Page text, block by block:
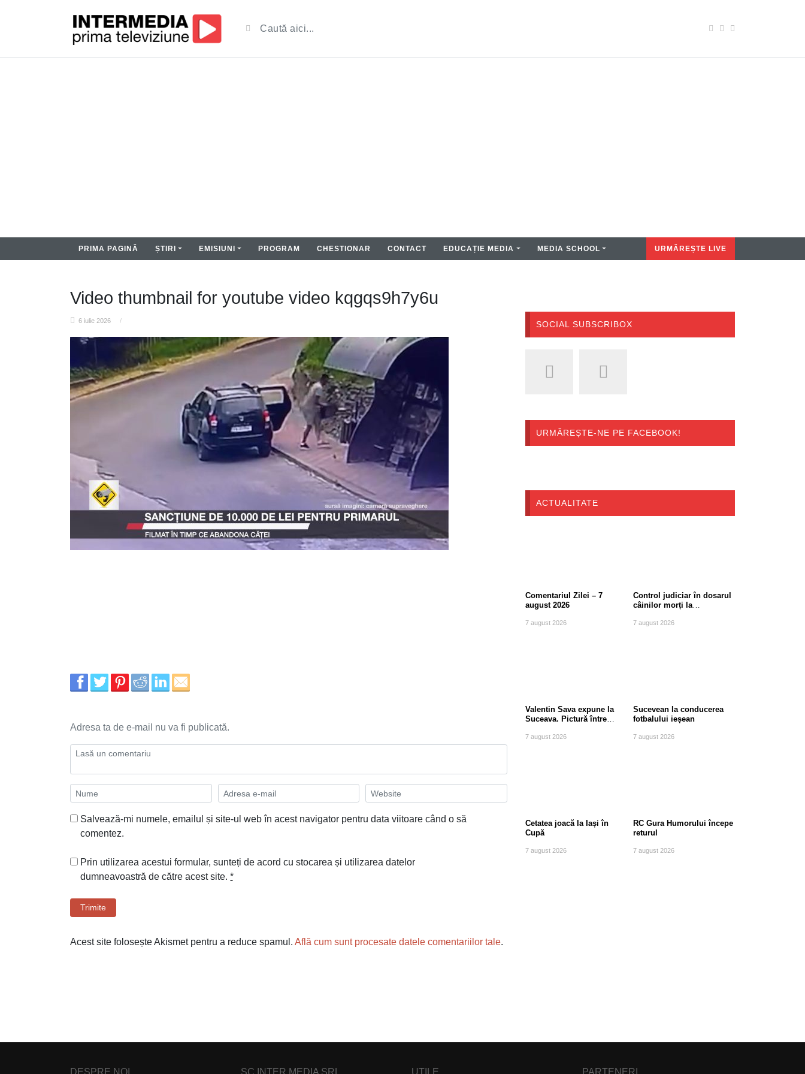
PRIMA PAGINĂ ȘTIRI EMISIUNI PROGRAM CHESTIONAR CONTACT EDUCAȚIE MEDIA MEDIA SCHOOL URMĂREȘTE LIVE
Video thumbnail for youtube video kqgqs9h7y6u
6 iulie 2026 /
Adresa ta de e-mail nu va fi publicată.
Salvează-mi numele, emailul și site-ul web în acest navigator pentru data viitoare când o să
comentez.
Prin utilizarea acestui formular, sunteți de acord cu stocarea și utilizarea datelor
dumneavoastră de către acest site. *
Trimite
Acest site folosește Akismet pentru a reduce spamul. Află cum sunt procesate datele comentariilor tale.
SOCIAL SUBSCRIBOX
URMĂREȘTE-NE PE FACEBOOK!
ACTUALITATE
Comentariul Zilei – 7
august 2026
7 august 2026
Control judiciar în dosarul
câinilor morți la
Suceava
7 august 2026
Valentin Sava expune la
Suceava. Pictură între
7 august 2026
Sucevean la conducerea
fotbalului ieșean
7 august 2026
Cetatea joacă la Iași în
Cupă
7 august 2026
RC Gura Humorului începe
returul
7 august 2026
DESPRE NOI SC INTER MEDIA SRL UTILE PARTENERI